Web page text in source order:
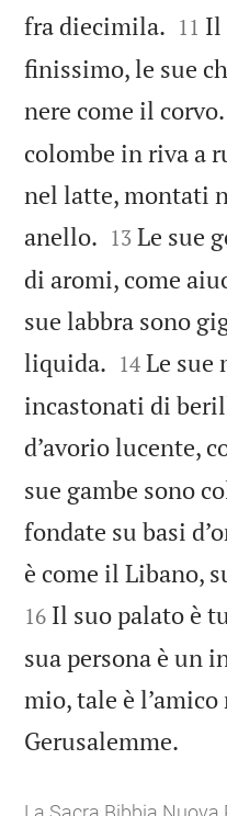
fra diecimila. 

11 Il
finissimo, le sue
nere come il corvo.
colombe in riva a
nel latte, montati
anello. 

13 Le sue
di aromi, come
sue labbra sono
liquida. 

14 Le sue
incastonati di
d’avorio lucente,
sue gambe sono
fondate su basi
è come il Libano,
16 Il suo palato è
sua persona è un
mio, tale è
Gerusalemme.